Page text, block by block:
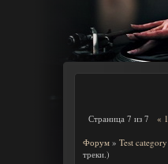
Страница 7 из 7 « 1
Форум » Test category
треки.)